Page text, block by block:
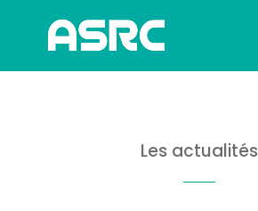
Les actualités